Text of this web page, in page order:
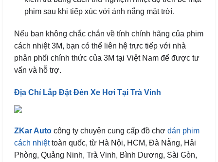
phim sau khi tiếp xúc với ánh nắng mặt trời.
Nếu bạn không chắc chắn về tính chính hãng của phim
cách nhiệt 3M, bạn có thể liên hệ trực tiếp với nhà
phân phối chính thức của 3M tại Việt Nam để được tư
vấn và hỗ trợ.
Địa Chỉ Lắp Đặt Đèn Xe Hơi Tại Trà Vinh
ZKar Auto công ty chuyên cung cấp đồ chơ dán phim
cách nhiệttoàn quốc, từ Hà Nội, HCM, Đà Nẵng, Hải
Phòng, Quảng Ninh, Trà Vinh, Bình Dương, Sài Gòn,